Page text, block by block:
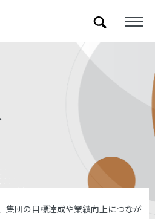
検索結果が正しく表示されない場合があります。
索し直してください。
集団の目標達成や業績向上につなが